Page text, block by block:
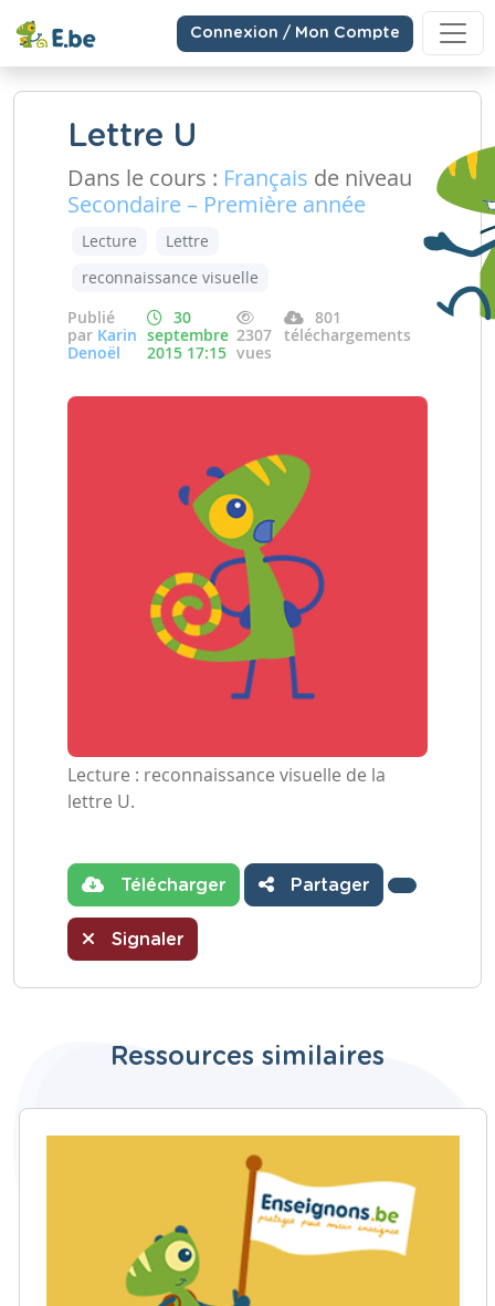
Connexion / Mon Compte
Lettre U
Dans le cours : Français de niveau
Secondaire – Première année
Lecture
Lettre
reconnaissance visuelle
Publié
par Karin
Denoël
30
septembre
2015 17:15
2307
vues
801
téléchargements
Lecture : reconnaissance visuelle de la
lettre U.
Télécharger Partager
Signaler
Ressources similaires